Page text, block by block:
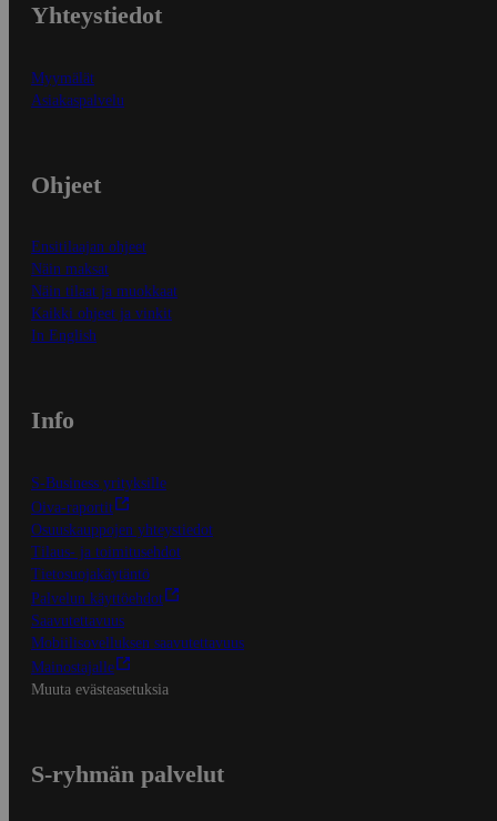
Yhteystiedot
Myymälät
Asiakaspalvelu
Ohjeet
Ensitilaajan ohjeet
Näin maksat
Näin tilaat ja muokkaat
Kaikki ohjeet ja vinkit
In English
Info
S-Business yrityksille
Oiva-raportit
Osuuskauppojen yhteystiedot
Tilaus- ja toimitusehdot
Tietosuojakäytäntö
Palvelun käyttöehdot
Saavutettavuus
Mobiilisovelluksen saavutettavuus
Mainostajalle
Muuta evästeasetuksia
S-ryhmän palvelut